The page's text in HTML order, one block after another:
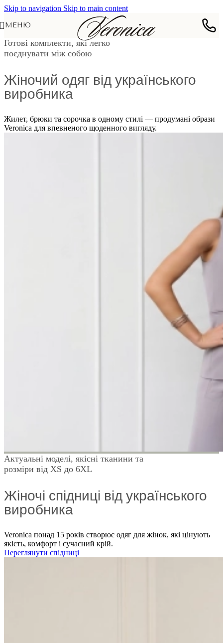
Skip to navigation Skip to main content
МЕНЮ
Готові комплекти, які легко
поєднувати між собою
Жіночий одяг від українського
виробника
Жилет, брюки та сорочка в одному стилі — продумані образи
Veronica для впевненого щоденного вигляду.
Актуальні моделі, якісні тканини та
розміри від XS до 6XL
Жіночі спідниці від українського
виробника
Veronica понад 15 років створює одяг для жінок, які цінують
якість, комфорт і сучасний крій.
Переглянути спідниці